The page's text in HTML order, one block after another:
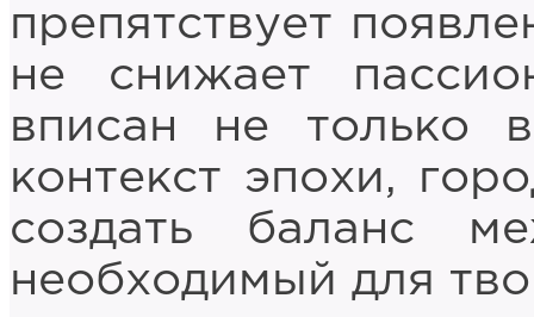
препятствует
не снижает
вписан не только
контекст эпохи,
создать баланс
необходимый для